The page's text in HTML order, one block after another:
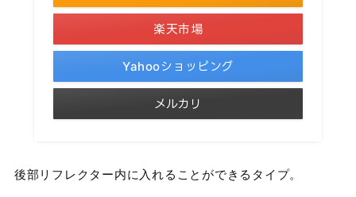
楽天市場
Yahooショッピング
メルカリ
後部リフレクター内に入れることができるタイプ。